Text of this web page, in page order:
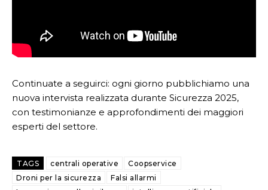
Continuate a seguirci: ogni giorno pubblichiamo una
nuova intervista realizzata durante Sicurezza 2025,
con testimonianze e approfondimenti dei maggiori
esperti del settore.
TAGS centrali operative
Coopservice
Droni per la sicurezza
Falsi allarmi